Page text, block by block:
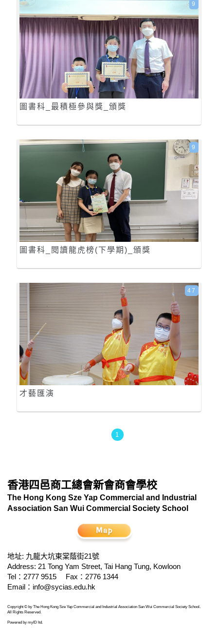
圖書科_最積極參與獎_頒獎
9
圖書科_閱讀龍虎榜(下學期)_頒獎
9
才藝匯演
47
1
香港四邑商工總會新會商會學校
The Hong Kong Sze Yap Commercial and Industrial
Association San Wui Commercial Society School
地址: 九龍大坑東棠蔭街21號
Address: 21 Tong Yam Street, Tai Hang Tung, Kowloon
Tel：2777 9515
Fax：2776 1344
Email： info@sycias.edu.hk
Copyright © by The Hong Kong Sze Yap Commercial and Industrial Association San Wui Commercial Society School.
All Rights Reserved.
Powered by myID ltd